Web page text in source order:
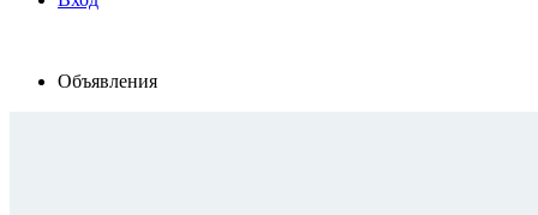
Объявления